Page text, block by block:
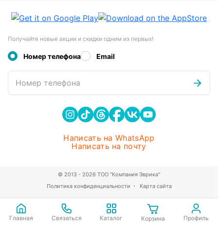
Главная Связаться Каталог Корзина Профиль
Получайте новые акции и скидки одним из первых!
Номер телефона Email
Номер телефона
Написать на WhatsApp
Написать на почту
Политика конфиденциальности Карта сайта
© 2013 - 2026 ТОО "Компания Эврика"